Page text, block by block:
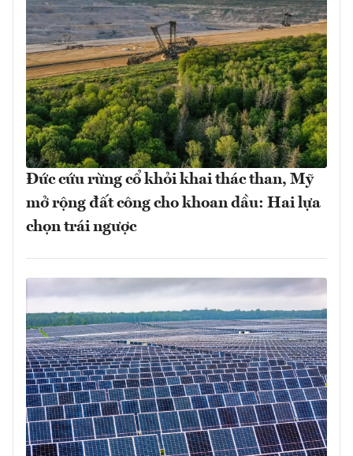
Đức cứu rừng cổ khỏi khai thác than, Mỹ
mở rộng đất công cho khoan dầu: Hai lựa
chọn trái ngược